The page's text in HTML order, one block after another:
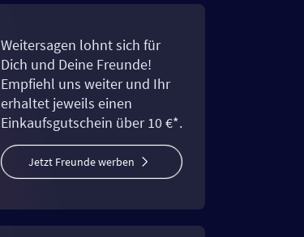
Weitersagen lohnt sich für
Dich und Deine Freunde!
Empfiehl uns weiter und Ihr
erhaltet jeweils einen
Einkaufsgutschein über 10 €*.
Jetzt Freunde werben